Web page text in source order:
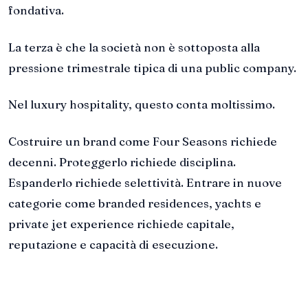
fondativa.
La terza è che la società non è sottoposta alla
pressione trimestrale tipica di una public company.
Nel luxury hospitality, questo conta moltissimo.
Costruire un brand come Four Seasons richiede
decenni. Proteggerlo richiede disciplina.
Espanderlo richiede selettività. Entrare in nuove
categorie come branded residences, yachts e
private jet experience richiede capitale,
reputazione e capacità di esecuzione.